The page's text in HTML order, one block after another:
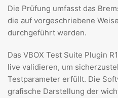
Die Prüfung umfasst das
die auf vorgeschriebene
durchgeführt werden.
Das VBOX Test Suite Plugin
live validieren, um
Testparameter erfüllt. Die
grafische Darstellung der